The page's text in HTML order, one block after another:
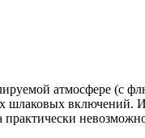
атмосфере (с
шлаковых включений.
практически